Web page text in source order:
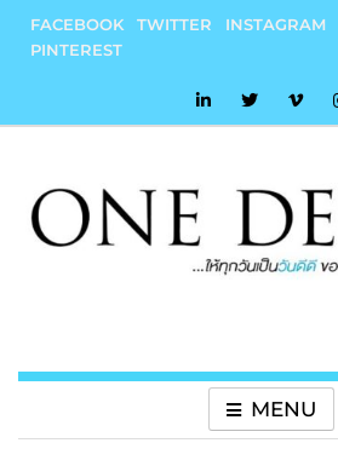
content
FACEBOOK TWITTER INSTAGRAM
PINTEREST
MENU